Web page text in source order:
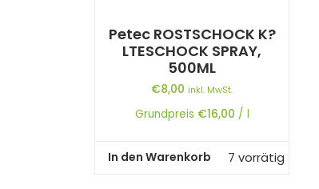
Petec ROSTSCHOCK K?
LTESCHOCK SPRAY,
500ML
€8,00 inkl. MwSt.
Grundpreis €16,00 / l
In den Warenkorb 7 vorrätig